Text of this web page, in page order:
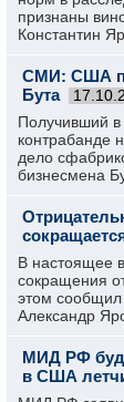
признаны
Константин
СМИ: США
Бута
Получивший
контрабанде
дело
бизнесмена
В настоящее
сокращения
этом сообщил
Александр
МИД РФ
в США